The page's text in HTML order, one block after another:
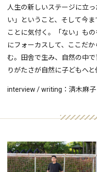
人生の新しいステージに立
い」ということ、そして今
ことに気付く。「ない」も
にフォーカスして、ここだ
む。田舎で生み、自然の中
りがたさが自然に子どもへ
interview / writing：済木麻子